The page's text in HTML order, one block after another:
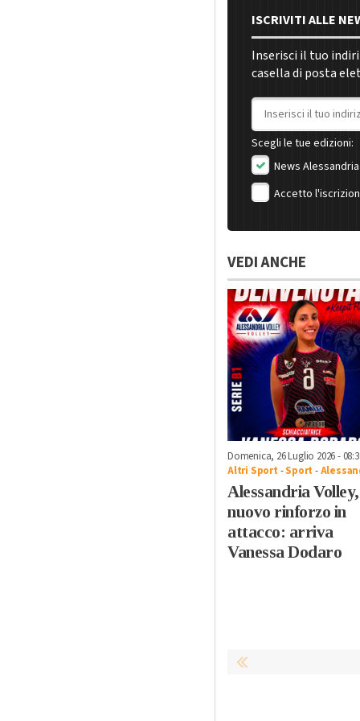
ISCRIVITI ALLE
Inserisci il tuo
casella di posta
Indirizzo email
Scegli le tue edizioni:
News Alessandria
Accetto
VEDI ANCHE
Domenica, 26 Luglio 2026 -
Altri Sport -Sport -
Alessandria Volley,
nuovo rinforzo in
attacco: arriva
Vanessa Dodaro